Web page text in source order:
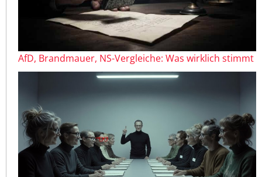
AfD, Brandmauer, NS-Vergleiche: Was wirklich stimmt